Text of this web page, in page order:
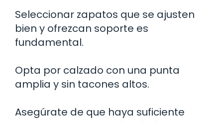
Seleccionar zapatos que se ajusten
bien y ofrezcan soporte es
fundamental.
Opta por calzado con una punta
amplia y sin tacones altos.
Asegúrate de que haya suficiente